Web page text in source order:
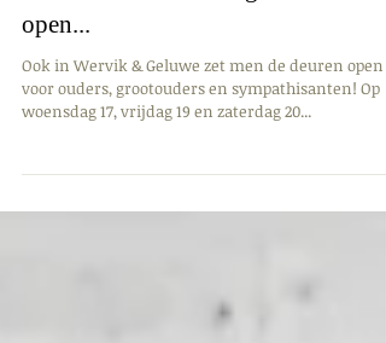
In Wervik en Geluwe gaan de deuren
open...
Ook in Wervik & Geluwe zet men de deuren open
woensdag 17, vrijdag 19 en zaterdag 20...